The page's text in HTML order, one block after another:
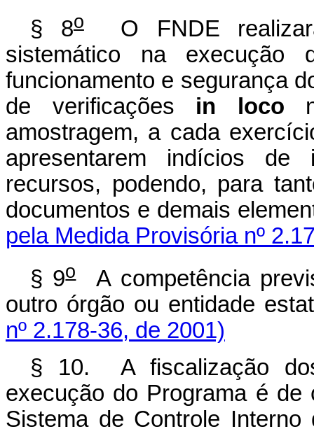
§ 8oO FNDE realizará
sistemático na execução
funcionamento e segurança
de verificações in loco
amostragem, a cada
apresentarem indícios de
recursos, podendo, para
documentos e demais
pela Medida Provisória nº
§ 9oA competência
outro órgão ou entidade
nº 2.178-36, de 2001)
§ 10. A fiscalização
execução do Programa é
Sistema de Controle